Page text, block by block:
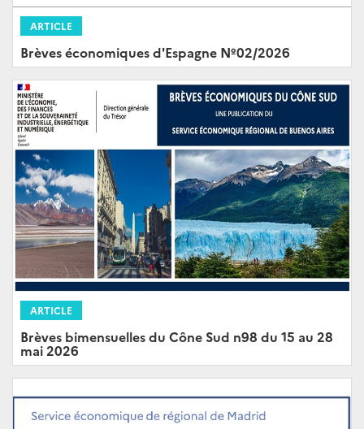
ARTICLE
Brèves économiques d'Espagne Nº02/2026
ARTICLE
Brèves bimensuelles du Cône Sud n98 du 15 au 28
mai 2026